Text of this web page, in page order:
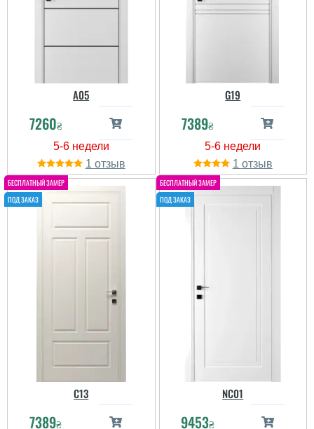
A05
7260₴
1
G19
7389₴
1
C13
7389₴
NC01
9453₴